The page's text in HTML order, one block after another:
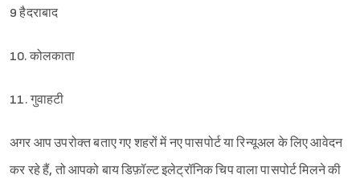
9 हैदराबाद
10. कोलकाता
11. गुवाहटी
अगर आप उपरोक्त बताए गए शहरों में नए पासपोर्ट या रिन्यूअल के लिए आवेदन
कर रहे हैं, तो आपको बाय डिफ़ॉल्ट इलेट्रॉनिक चिप वाला पासपोर्ट मिलने की